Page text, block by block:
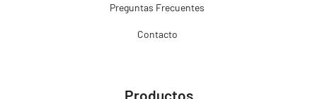
Preguntas Frecuentes
Contacto
Productos